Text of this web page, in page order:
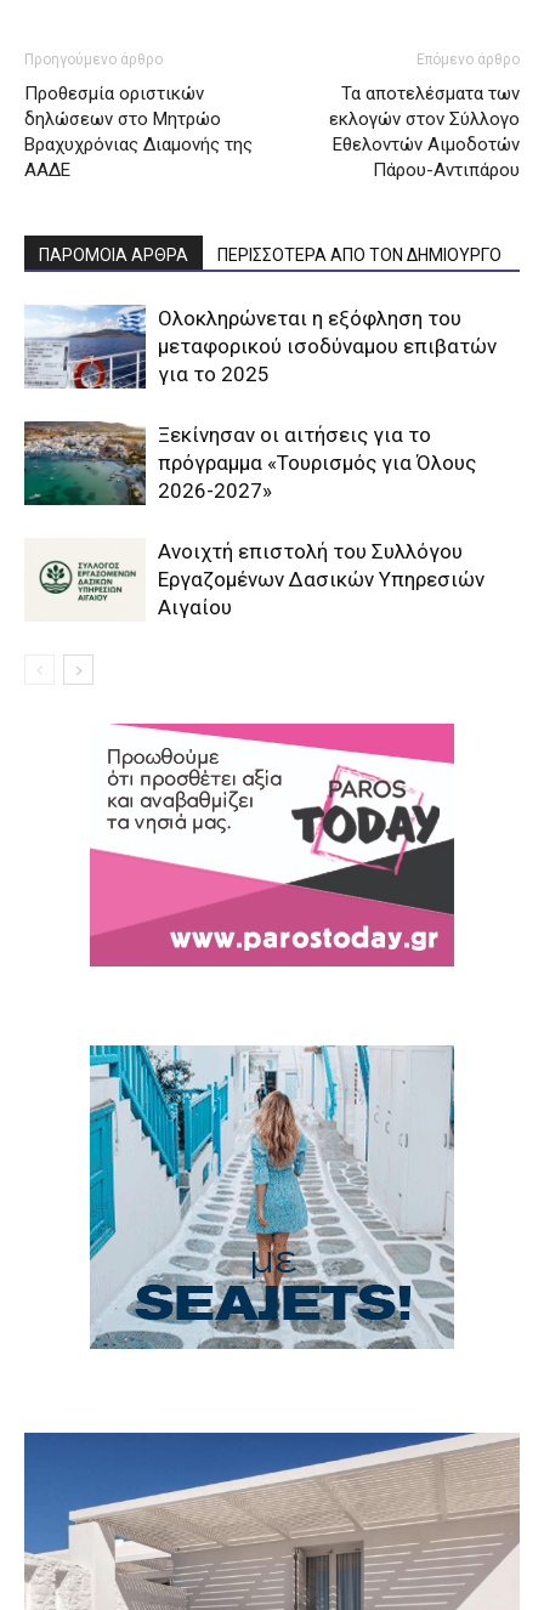
Προηγούμενο άρθρο
Προθεσμία οριστικών
δηλώσεων στο Μητρώο
Βραχυχρόνιας Διαμονής της
ΑΑΔΕ
Επόμενο άρθρο
Τα αποτελέσματα των
εκλογών στον Σύλλογο
Εθελοντών Αιμοδοτών
Πάρου-Αντιπάρου
ΠΑΡΟΜΟΙΑ ΑΡΘΡΑ ΠΕΡΙΣΣΟΤΕΡΑ ΑΠΟ ΤΟΝ ΔΗΜΙΟΥΡΓΟ
Ολοκληρώνεται η εξόφληση του
μεταφορικού ισοδύναμου επιβατών
για το 2025
Ξεκίνησαν οι αιτήσεις για το
πρόγραμμα «Τουρισμός για Όλους
2026-2027»
Aνοιχτή επιστολή του Συλλόγου
Εργαζομένων Δασικών Υπηρεσιών
Αιγαίου